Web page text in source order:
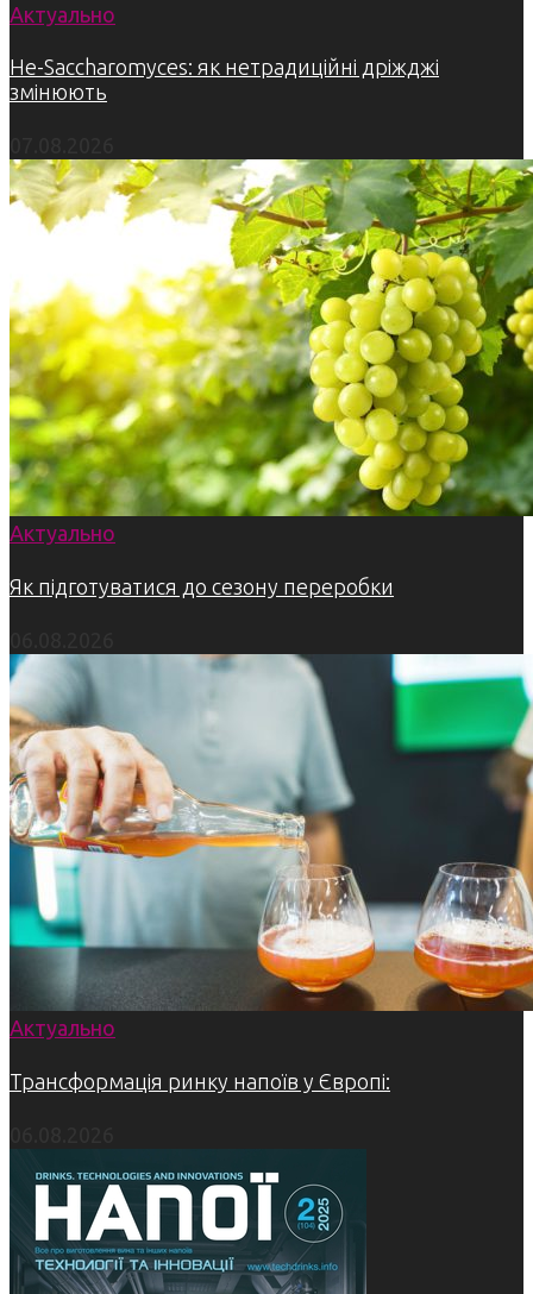
Актуально
Не-Saccharomyces: як нетрадиційні дріжджі
змінюють
Актуально
Як підготуватися до сезону переробки
Актуально
Трансформація ринку напоїв у Європі: